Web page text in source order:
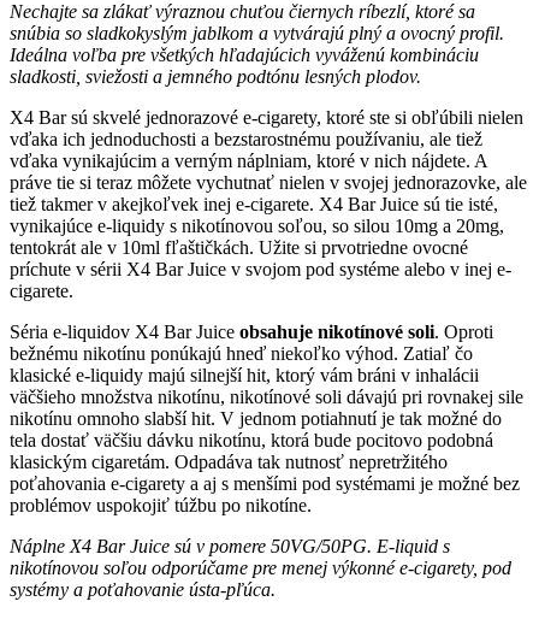
Nechajte sa zlákať výraznou chuťou čiernych ríbezlí, ktoré sa
snúbia so sladkokyslým jablkom a vytvárajú plný a ovocný profil.
Ideálna voľba pre všetkých hľadajúcich vyváženú kombináciu
sladkosti, sviežosti a jemného podtónu lesných plodov.
X4 Bar sú skvelé jednorazové e-cigarety, ktoré ste si obľúbili nielen
vďaka ich jednoduchosti a bezstarostnému používaniu, ale tiež
vďaka vynikajúcim a verným náplniam, ktoré v nich nájdete. A
práve tie si teraz môžete vychutnať nielen v svojej jednorazovke, ale
tiež takmer v akejkoľvek inej e-cigarete. X4 Bar Juice sú tie isté,
vynikajúce e-liquidy s nikotínovou soľou, so silou 10mg a 20mg,
tentokrát ale v 10ml fľaštičkách. Užite si prvotriedne ovocné
príchute v sérii X4 Bar Juice v svojom pod systéme alebo v inej e-
cigarete.
Séria e-liquidov X4 Bar Juice obsahuje nikotínové soli. Oproti
bežnému nikotínu ponúkajú hneď niekoľko výhod. Zatiaľ čo
klasické e-liquidy majú silnejší hit, ktorý vám bráni v inhalácii
väčšieho množstva nikotínu, nikotínové soli dávajú pri rovnakej sile
nikotínu omnoho slabší hit. V jednom potiahnutí je tak možné do
tela dostať väčšiu dávku nikotínu, ktorá bude pocitovo podobná
klasickým cigaretám. Odpadáva tak nutnosť nepretržitého
poťahovania e-cigarety a aj s menšími pod systémami je možné bez
problémov uspokojiť túžbu po nikotíne.
Náplne X4 Bar Juice sú v pomere 50VG/50PG. E-liquid s
nikotínovou soľou odporúčame pre menej výkonné e-cigarety, pod
systémy a poťahovanie ústa-pľúca.